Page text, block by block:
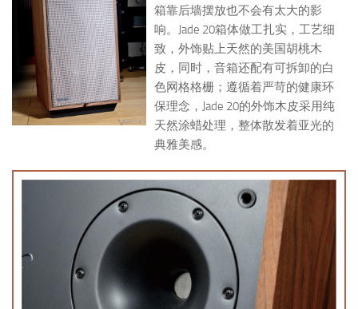
箱靠后墙摆放也不会有太大的影
响。Jade 20箱体做工扎实，工艺细
致，外饰贴上天然的美国胡桃木
皮，同时，音箱还配有可拆卸的白
色网格格栅；遵循着严苛的健康环
保理念，Jade 20的外饰木皮采用纯
天然涂蜡处理，整体散发着亚光的
典雅美感。